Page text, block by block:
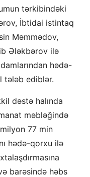
tərkibindəki
İbtidai istintaq
Məmmədov,
Ələkbərov ilə
hədə-
tələb ediblər.
dəstə halında
məbləğində
77 min
hədə-qorxu ilə
barəsində həbs